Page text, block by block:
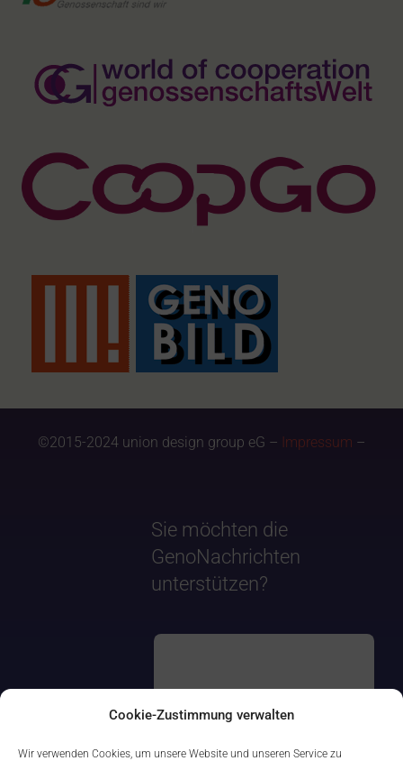
Cookie-Zustimmung verwalten
Wir verwenden Cookies, um unsere Website und unseren Service zu
©2015-2024 union design group eG – Impressum –
Sie möchten die
GenoNachrichten
unterstützen?